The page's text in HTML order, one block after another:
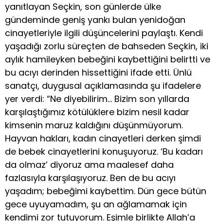
yanıtlayan Seçkin, son günlerde ülke
gündeminde geniş yankı bulan yenidoğan
cinayetleriyle ilgili düşüncelerini paylaştı. Kendi
yaşadığı zorlu süreçten de bahseden Seçkin, iki
aylık hamileyken bebeğini kaybettiğini belirtti ve
bu acıyı derinden hissettiğini ifade etti. Ünlü
sanatçı, duygusal açıklamasında şu ifadelere
yer verdi: “Ne diyebilirim… Bizim son yıllarda
karşılaştığımız kötülüklere bizim nesil kadar
kimsenin maruz kaldığını düşünmüyorum.
Hayvan hakları, kadın cinayetleri derken şimdi
de bebek cinayetlerini konuşuyoruz. ‘Bu kadarı
da olmaz’ diyoruz ama maalesef daha
fazlasıyla karşılaşıyoruz. Ben de bu acıyı
yaşadım; bebeğimi kaybettim. Dün gece bütün
gece uyuyamadım, şu an ağlamamak için
kendimi zor tutuyorum. Eşimle birlikte Allah’a